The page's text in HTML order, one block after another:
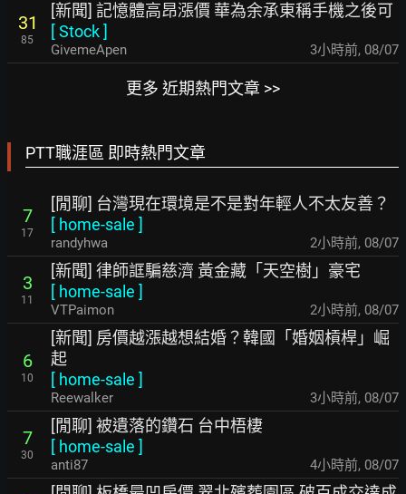
31
85
[新聞] 記憶體高昂漲價 華為余承東稱手機之後可
[Stock]
GivemeApen 3小時前, 08/07
更多 近期熱門文章 >>
PTT職涯區 即時熱門文章
7
17
[閒聊] 台灣現在環境是不是對年輕人不太友善？
[ home-sale ]
randyhwa 2小時前, 08/07
3
11
[新聞] 律師誆騙慈濟 黃金藏「天空樹」豪宅
[ home-sale ]
VTPaimon 2小時前, 08/07
6
10
[新聞] 房價越漲越想結婚？韓國「婚姻槓桿」崛
起
[ home-sale ]
Reewalker 3小時前, 08/07
7
30
[閒聊] 被遺落的鑽石 台中梧棲
[ home-sale ]
anti87 4小時前, 08/07